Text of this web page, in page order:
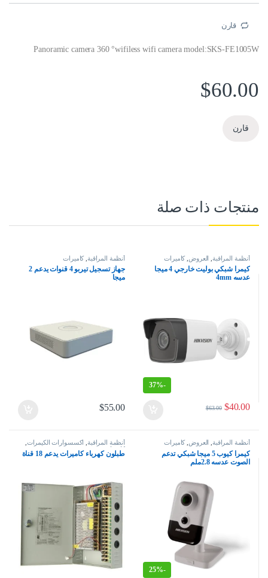
قارن
Panoramic camera 360 °wifiless wifi camera model:SKS-FE1005W
$60.00
قارن
منتجات ذات صلة
أنظمة المراقبة العروض كاميرات
كيمرا شبكي بوليت خارجي 4 ميجا
عدسه 4mm
-
37%
$40.00
$63.00
أنظمة المراقبة كاميرات
جهاز تسجيل تيربو 4 قنوات يدعم 2
ميجا
$55.00
أنظمة المراقبة العروض كاميرات
كيمرا كيوب 5 ميجا شبكي تدعم
الصوت عدسه 2.8ملم
-
25%
أنظمة المراقبة اكسسوارات الكيمرات
كاميرات
طبلون كهرباء كاميرات يدعم 18 قناة